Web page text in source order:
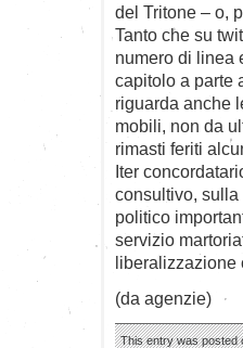
del Tritone – o,
Tanto che su
numero di linea
capitolo a parte
riguarda anche
mobili, non da
rimasti feriti
Iter
consultivo, sulla
politico
servizio
liberalizzazione
(da agenzie)
This entry was posted